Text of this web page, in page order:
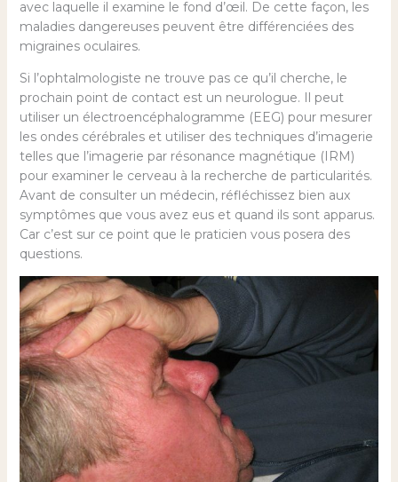
avec laquelle il examine le fond d’œil. De cette façon, les
maladies dangereuses peuvent être différenciées des
migraines oculaires.
Si l’ophtalmologiste ne trouve pas ce qu’il cherche, le
prochain point de contact est un neurologue. Il peut
utiliser un électroencéphalogramme (EEG) pour mesurer
les ondes cérébrales et utiliser des techniques d’imagerie
telles que l’imagerie par résonance magnétique (IRM)
pour examiner le cerveau à la recherche de particularités.
Avant de consulter un médecin, réfléchissez bien aux
symptômes que vous avez eus et quand ils sont apparus.
Car c’est sur ce point que le praticien vous posera des
questions.